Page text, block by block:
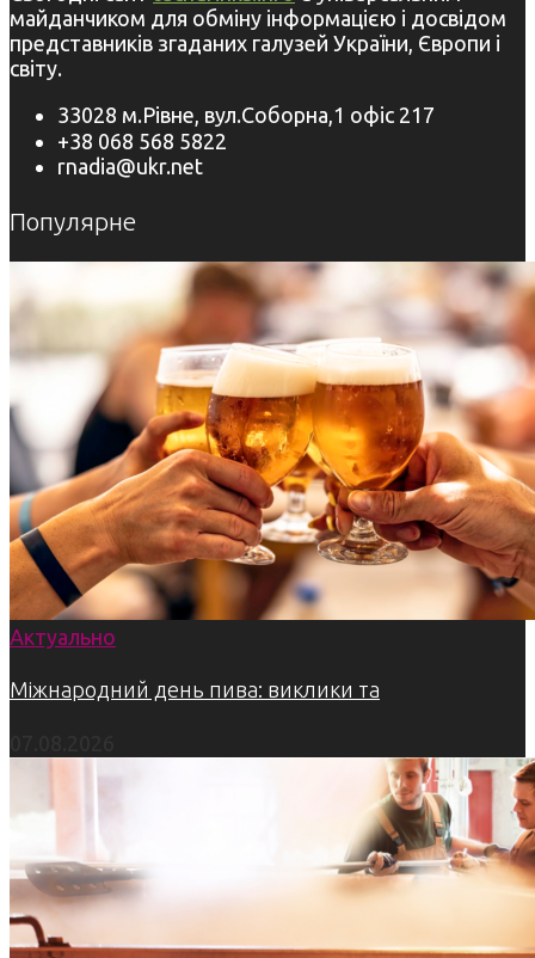
майданчиком для обміну інформацією і досвідом
представників згаданих галузей України, Європи і
світу.
33028 м.Рівне, вул.Соборна,1 офіс 217
+38 068 568 5822
rnadia@ukr.net
Популярне
Актуально
Міжнародний день пива: виклики та